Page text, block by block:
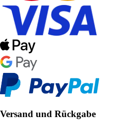
Versand und Rückgabe